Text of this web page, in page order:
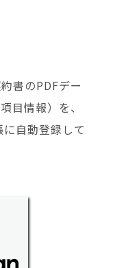
書のPDFデー
目情報）を、
自動登録して